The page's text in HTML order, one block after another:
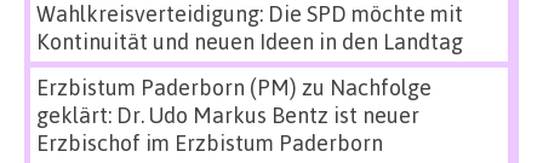
Wahlkreisverteidigung: Die SPD möchte mit
Kontinuität und neuen Ideen in den Landtag
Erzbistum Paderborn (PM) zu Nachfolge
geklärt: Dr. Udo Markus Bentz ist neuer
Erzbischof im Erzbistum Paderborn